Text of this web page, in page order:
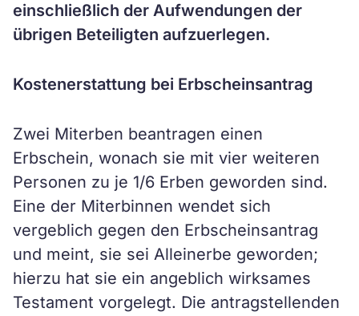
einschließlich der Aufwendungen der
übrigen Beteiligten aufzuerlegen.
Kostenerstattung bei Erbscheinsantrag
Zwei Miterben beantragen einen
Erbschein, wonach sie mit vier weiteren
Personen zu je 1/6 Erben geworden sind.
Eine der Miterbinnen wendet sich
vergeblich gegen den Erbscheinsantrag
und meint, sie sei Alleinerbe geworden;
hierzu hat sie ein angeblich wirksames
Testament vorgelegt. Die antragstellenden